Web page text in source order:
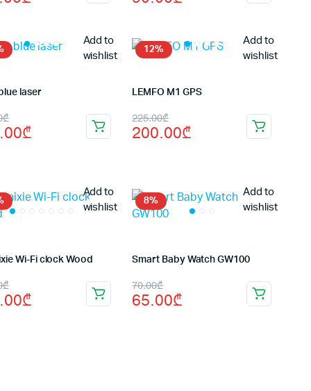
price
100.00₾.
price
90.00₾.
Add to
wishlist
laser
₾
₾
12%
Add to
wishlist
LEMFO M1 GPS
225.00₾
Original
price
225.00₾.
200.00₾
Current
price
200.00₾.
Add to
wishlist
Wi-Fi clock Wood
₾
₾
8%
Add to
wishlist
Smart Baby Watch GW100
70.00₾
Original
price
65.00₾
Current
price